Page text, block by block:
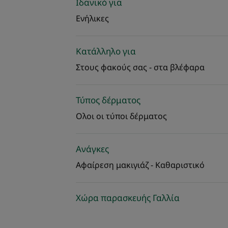
Ενήλικες
Κατάλληλο για
Στους φακούς σας - στα βλέφαρα
Τύπος δέρματος
Ολοι οι τύποι δέρματος
Ανάγκες
Αφαίρεση μακιγιάζ - Καθαριστικό
Χώρα παρασκευής Γαλλία